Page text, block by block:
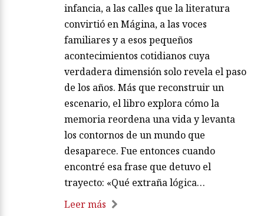
infancia, a las calles que la literatura
convirtió en Mágina, a las voces
familiares y a esos pequeños
acontecimientos cotidianos cuya
verdadera dimensión solo revela el paso
de los años. Más que reconstruir un
escenario, el libro explora cómo la
memoria reordena una vida y levanta
los contornos de un mundo que
desaparece. Fue entonces cuando
encontré esa frase que detuvo el
trayecto: «Qué extraña lógica…
Leer más